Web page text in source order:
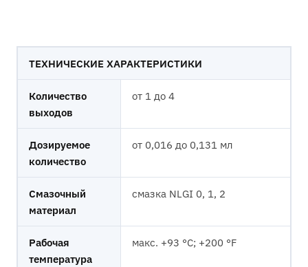
ТЕХНИЧЕСКИЕ ХАРАКТЕРИСТИКИ
Количество
выходов
от 1 до 4
Дозируемое
количество
от 0,016 до 0,131 мл
Смазочный
материал
смазка NLGI 0, 1, 2
Рабочая
температура
макс. +93 °C; +200 °F